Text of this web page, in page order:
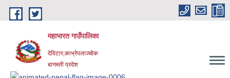
Skip to main content
महाभारत गाउँपालिका
देविटार,काभ्रेपलाञ्चोक
बागमती प्रदेश